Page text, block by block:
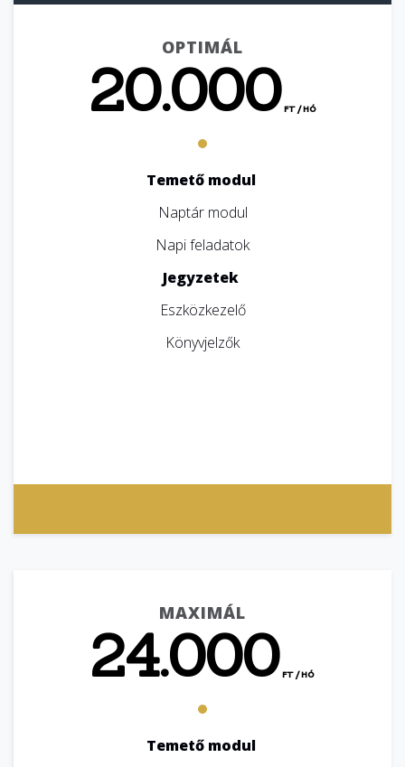
OPTIMÁL
20.000 FT / HÓ
Temető modul
Naptár modul
Napi feladatok
Jegyzetek
Eszközkezelő
Könyvjelzők
MAXIMÁL
24.000 FT / HÓ
Temető modul